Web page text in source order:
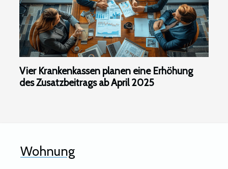
Vier Krankenkassen planen eine Erhöhung
des Zusatzbeitrags ab April 2025
Wohnung